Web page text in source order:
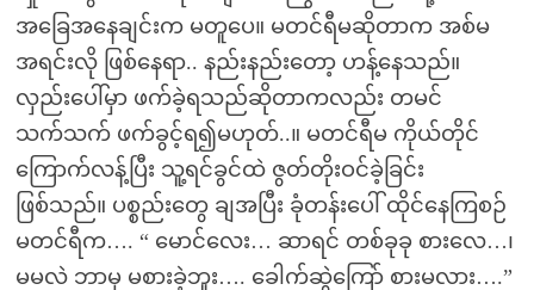
အခြေအနေချင်းက မတူပေ။ မတင်ရီမဆိုတာက အစ်မ
အရင်းလို ဖြစ်နေရာ.. နည်းနည်းတော့ ဟန့်နေသည်။
လှည်းပေါ်မှာ ဖက်ခဲ့ရသည်ဆိုတာကလည်း တမင်
သက်သက် ဖက်ခွင့်ရ၍မဟုတ်..။ မတင်ရီမ ကိုယ်တိုင်
ကြောက်လန့်ပြီး သူ့ရင်ခွင်ထဲ ဇွတ်တိုးဝင်ခဲ့ခြင်း
ဖြစ်သည်။ ပစ္စည်းတွေ ချအပြီး ခုံတန်းပေါ် ထိုင်နေကြစဉ်
မတင်ရီက…. “ မောင်လေး… ဆာရင် တစ်ခုခု စားလေ…၊
မမလဲ ဘာမှ မစားခဲ့ဘူး…. ခေါက်ဆွဲကြော် စားမလား….”